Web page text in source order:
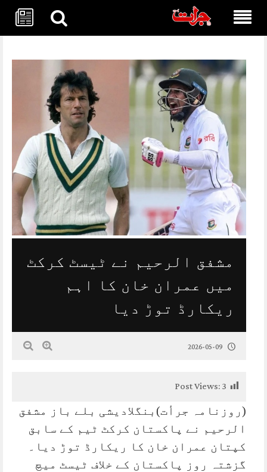
مشفق الرحیم نے ٹیسٹ کرکٹ
میں عمران خان کا اہم
ریکارڈ توڑ دیا
2026-05-09
Post Views:3
(روزنامہ جرأت)بنگلادیشی بلے باز مشفق
الرحیم نے پاکستان کرکٹ ٹیم کے سابق
کپتان عمران خان کا ریکارڈ توڑ دیا۔
گزشتہ روز پاکستان کے خلاف ٹیسٹ میچ